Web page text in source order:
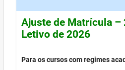
Ajuste de Matrícula –
Letivo de 2026
Para os cursos com regimes